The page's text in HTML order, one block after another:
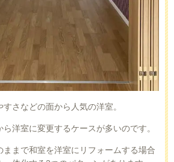
さなどの面から人気の洋室。
洋室に変更するケースが多いのです。
ままで和室を洋室にリフォームする場合